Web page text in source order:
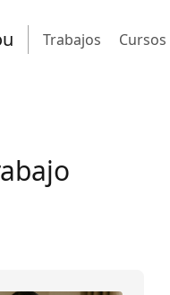
Trabajos Cursos